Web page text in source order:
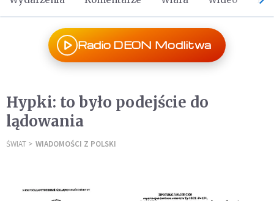
Radio DEON Modlitwa
Hypki: to było podejście do
lądowania
ŚWIAT WIADOMOŚCI Z POLSKI